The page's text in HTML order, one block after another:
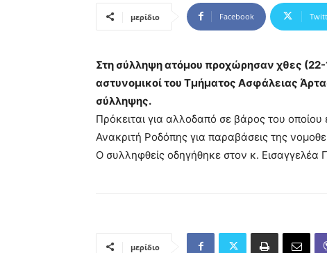
μερίδιο Facebook
Στη σύλληψη ατόμου προχώρησαν χθες
αστυνομικοί του Τμήματος Ασφάλειας
σύλληψης.
Πρόκειται για αλλοδαπό σε βάρος του
Ανακριτή Ροδόπης για παραβάσεις της
Ο συλληφθείς οδηγήθηκε στον κ. Εισαγγελέα
μερίδιο